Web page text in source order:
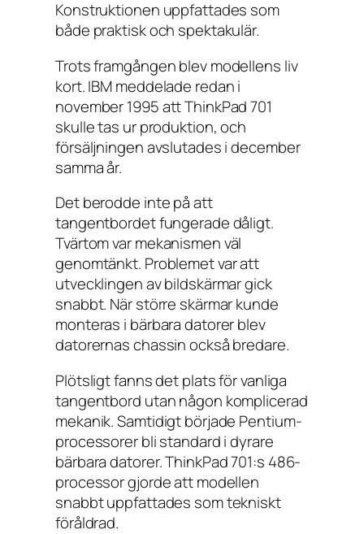
Konstruktionen uppfattades som
både praktisk och spektakulär.
Trots framgången blev modellens liv
kort. IBM meddelade redan i
november 1995 att ThinkPad 701
skulle tas ur produktion, och
försäljningen avslutades i december
samma år.
Det berodde inte på att
tangentbordet fungerade dåligt.
Tvärtom var mekanismen väl
genomtänkt. Problemet var att
utvecklingen av bildskärmar gick
snabbt. När större skärmar kunde
monteras i bärbara datorer blev
datorernas chassin också bredare.
Plötsligt fanns det plats för vanliga
tangentbord utan någon komplicerad
mekanik. Samtidigt började Pentium-
processorer bli standard i dyrare
bärbara datorer. ThinkPad 701:s 486-
processor gjorde att modellen
snabbt uppfattades som tekniskt
föråldrad.